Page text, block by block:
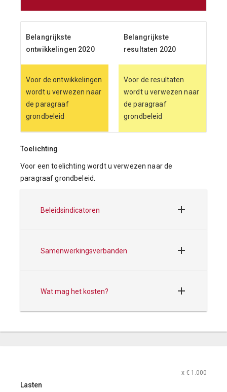
Belangrijkste
ontwikkelingen 2020
Belangrijkste
resultaten 2020
Voor de ontwikkelingen
wordt u verwezen naar
de paragraaf
grondbeleid
Voor de resultaten
wordt u verwezen naar
de paragraaf
grondbeleid
Toelichting
Voor een toelichting wordt u verwezen naar de
paragraaf grondbeleid.
Beleidsindicatoren
Samenwerkingsverbanden
Wat mag het kosten?
x € 1.000
Lasten